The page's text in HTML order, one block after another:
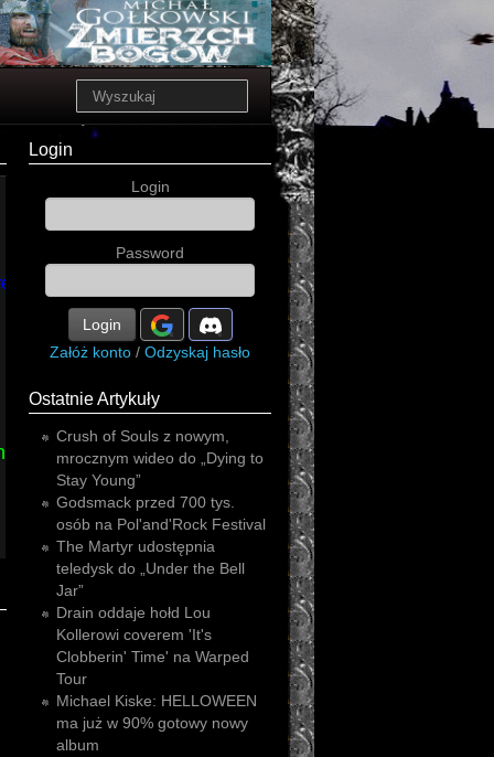
Login
Login
Password
Login
Załóż konto / Odzyskaj hasło
Ostatnie Artykuły
Crush of Souls z nowym,
mrocznym wideo do „Dying to
Stay Young”
Godsmack przed 700 tys.
osób na Pol'and'Rock Festival
The Martyr udostępnia
teledysk do „Under the Bell
Jar”
Drain oddaje hołd Lou
Kollerowi coverem 'It's
Clobberin' Time' na Warped
Tour
Michael Kiske: HELLOWEEN
ma już w 90% gotowy nowy
album